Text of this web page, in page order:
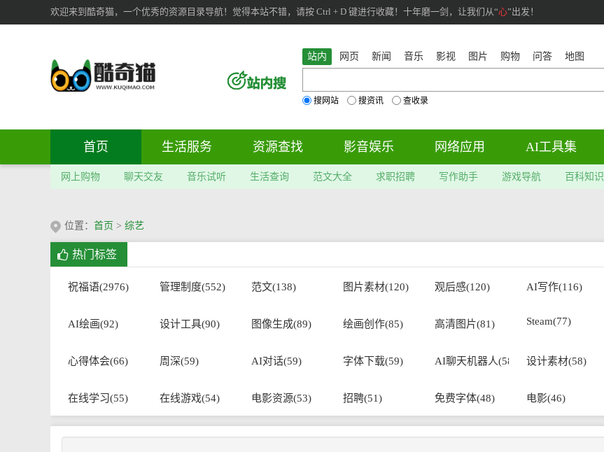
欢迎来到酷奇猫，一个优秀的资源目录导航！觉得本站不错，请按 Ctrl + D 键进行收藏！十年磨一剑，让我们从“心”出发！
站内 网页 新闻 音乐 影视 图片 购物 问答 地图
搜网站 搜资讯 查收录
首页 生活服务 资源查找 影音娱乐 网络应用 AI工具集
网上购物 聊天交友 音乐试听 生活查询 范文大全 求职招聘 写作助手 游戏导航 百科知识
位置： 首页 > 综艺
热门标签
祝福语(2976) 管理制度(552) 范文(138) 图片素材(120) 观后感(120) AI写作(116)
AI绘画(92) 设计工具(90) 图像生成(89) 绘画创作(85) 高清图片(81) Steam(77)
心得体会(66) 周深(59) AI对话(59) 字体下载(59) AI聊天机器人(58) 设计素材(58)
在线学习(55) 在线游戏(54) 电影资源(53) 招聘(51) 免费字体(48) 电影(46)